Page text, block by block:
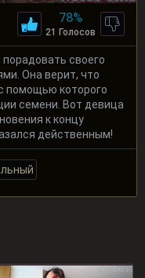
78%
21 Голосов
своего
Она верит, что
помощью которого
семени. Вот девица
к концу
действенным!